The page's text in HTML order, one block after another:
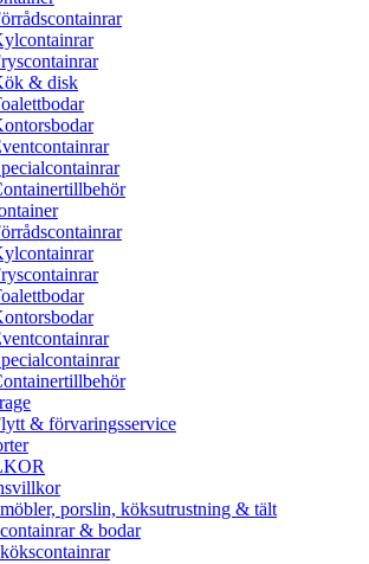
& disk
& förvaringsservice
porslin, köksutrustning & tält
& bodar